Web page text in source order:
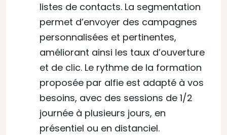
listes de contacts. La segmentation
permet d’envoyer des campagnes
personnalisées et pertinentes,
améliorant ainsi les taux d’ouverture
et de clic. Le rythme de la formation
proposée par alfie est adapté à vos
besoins, avec des sessions de 1/2
journée à plusieurs jours, en
présentiel ou en distanciel.